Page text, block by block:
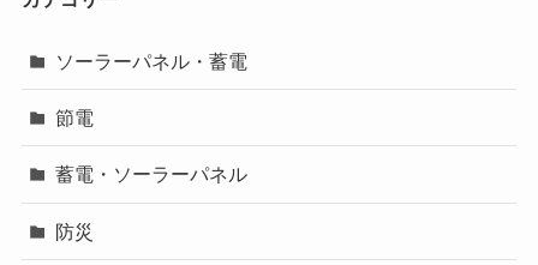
ソーラーパネル・蓄電
節電
蓄電・ソーラーパネル
防災